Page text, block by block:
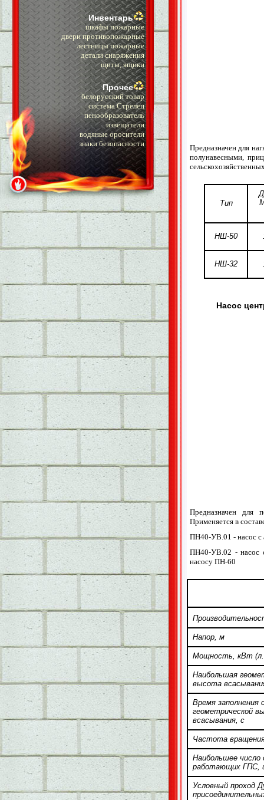
Инвентарь
шкафы пожарные
двери противопожарные
лестницы пожарные
детали снаряжения
щиты, ящики
Прочее
белорусский товар
система Стрелец
пенообразователь
извещатели
водяные оросители
знаки безопасности
Предназначен для
полунавесными,
Тип
НШ-50
НШ-32
Насос
Предназначен для
Применяется в
ПН40-УВ.01 - насос с
ПН40-УВ.02 - насос с
насосу ПН-60
Напор, м
Мощность, кВт
Наибольшая
высота
Время заполнения
геометрической
всасывания, с
Частота
Наибольшее число
работающих ГПС,
Условный проход